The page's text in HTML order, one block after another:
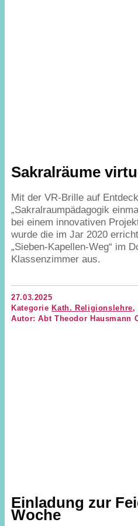
Sakralräume
Mit der VR-Brille auf
„Sakralraumpädagogik
bei einem innovativen
wurde die im Jar 2020
„Sieben-Kapellen-Weg“ im
Klassenzimmer aus.
27.03.2025
Kategorie Kath. Religionslehre,
Autor: Abt Theodor Hausmann
Einladung zur
Woche